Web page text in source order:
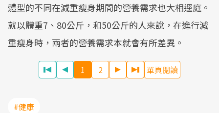
體型的不同在減重瘦身期間的營養需求也大相逕庭。
就以體重7、80公斤，和50公斤的人來說，在進行減
重瘦身時，兩者的營養需求本就會有所差異。
1 2 單頁閱讀
#健康